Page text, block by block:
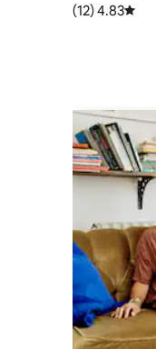
דירוג ממוצע של 4.83 מתוך 5, 12 ביקורות
4.83 (12)